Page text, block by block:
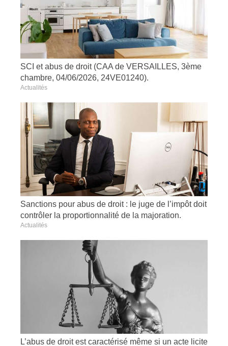
SCI et abus de droit (CAA de VERSAILLES, 3ème
chambre, 04/06/2026, 24VE01240).
Actualités
Sanctions pour abus de droit : le juge de l’impôt doit
contrôler la proportionnalité de la majoration.
Actualités
L’abus de droit est caractérisé même si un acte licite